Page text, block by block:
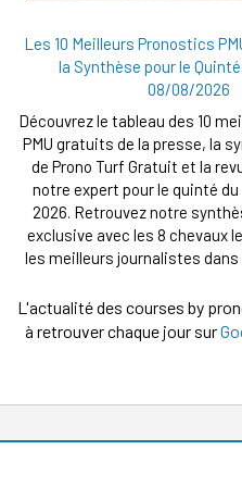
Les 10 Meilleurs Pronostics
la Synthèse pour le
08/08/2026
Découvrez le tableau des 10
PMU gratuits de la presse, la
de Prono Turf Gratuit et la
notre expert pour le quinté
2026. Retrouvez notre
exclusive avec les 8 chevaux
les meilleurs journalistes dans
L'actualité des courses by
à retrouver chaque jour sur